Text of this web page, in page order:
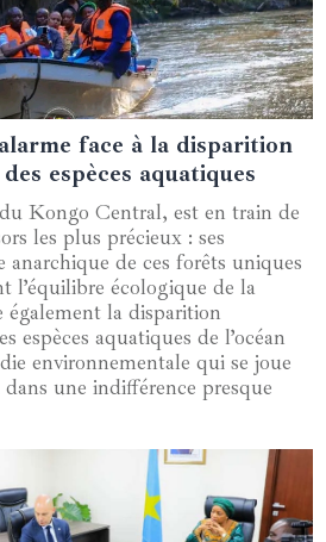
face à la disparition
espèces aquatiques
Kongo Central, est en train de
les plus précieux : ses
anarchique de ces forêts uniques
l’équilibre écologique de la
également la disparition
espèces aquatiques de l’océan
environnementale qui se joue
une indifférence presque